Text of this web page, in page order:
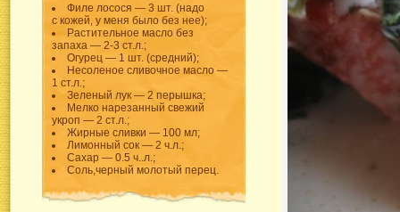
Филе лосося — 3 шт. (надо
с кожей, у меня было без нее);
Растительное масло без
запаха — 2-3 ст.л.;
Огурец — 1 шт. (средний);
Несоленое сливочное масло —
1 ст.л.;
Зеленый лук — 2 перышка;
Мелко нарезанный свежий
укроп — 2 ст.л.;
Жирные сливки — 100 мл;
Лимонный сок — 2 ч.л.;
Сахар — 0.5 ч..л.;
Соль,черный молотый перец.